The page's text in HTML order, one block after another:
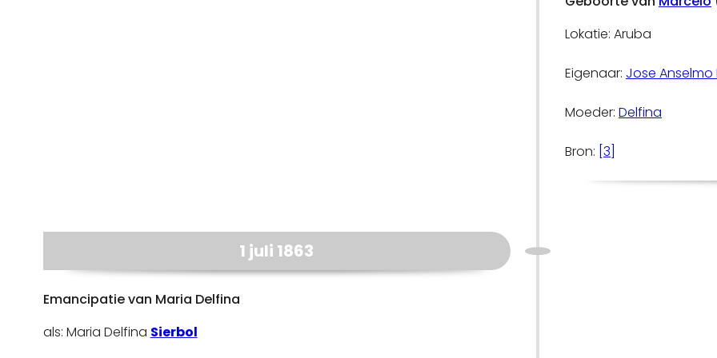
Lokatie: Aruba
Eigenaar: Jose Anselmo
Moeder: Delfina
Bron: [3]
1 juli 1863
Emancipatie van Maria Delfina
als: Maria Delfina Sierbol